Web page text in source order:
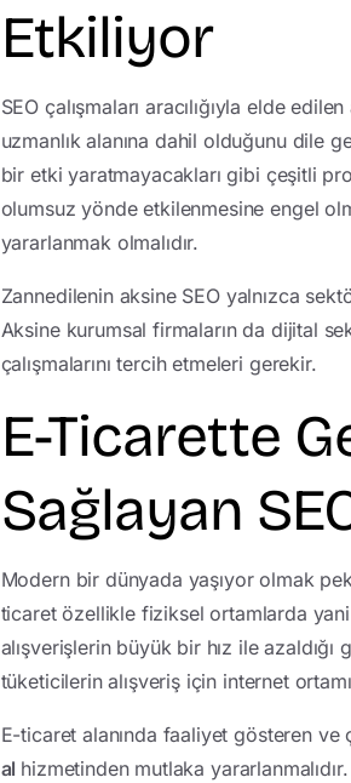
Etkiliyor
SEO çalışmaları aracılığıyla elde
uzmanlık alanına dahil olduğunu dile
bir etki yaratmayacakları gibi çeşitli
olumsuz yönde etkilenmesine engel
yararlanmak olmalıdır.
Zannedilenin aksine SEO yalnızca
Aksine kurumsal firmaların da dijital
çalışmalarını tercih etmeleri gerekir.
E-Ticarette
Sağlayan
Modern bir dünyada yaşıyor olmak
ticaret özellikle fiziksel ortamlarda yani
alışverişlerin büyük bir hız ile
tüketicilerin alışveriş için internet
E-ticaret alanında faaliyet gösteren ve
al hizmetinden mutlaka